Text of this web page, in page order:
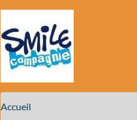
Accueil